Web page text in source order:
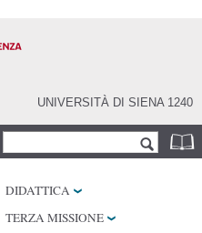
UNIVERSITÀ DI SIENA 1240
Form di ricerca
DIDATTICA
TERZA MISSIONE